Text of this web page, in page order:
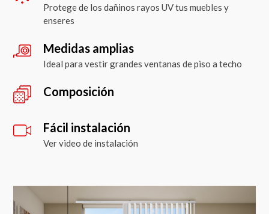
Protege de los dañinos rayos UV tus muebles y
enseres
Medidas amplias
Ideal para vestir grandes ventanas de piso a techo
Composición
Fácil instalación
Ver video de instalación